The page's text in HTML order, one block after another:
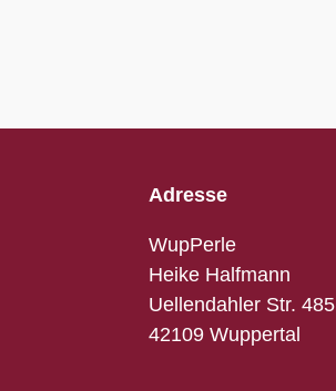
Adresse
WupPerle
Heike Halfmann
Uellendahler Str. 485
42109 Wuppertal